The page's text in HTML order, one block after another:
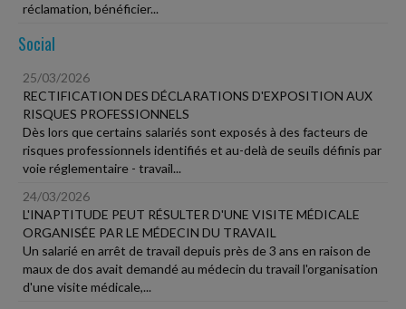
réclamation, bénéficier...
Social
25/03/2026
RECTIFICATION DES DÉCLARATIONS D'EXPOSITION AUX
RISQUES PROFESSIONNELS
Dès lors que certains salariés sont exposés à des facteurs de
risques professionnels identifiés et au-delà de seuils définis par
voie réglementaire - travail...
24/03/2026
L'INAPTITUDE PEUT RÉSULTER D'UNE VISITE MÉDICALE
ORGANISÉE PAR LE MÉDECIN DU TRAVAIL
Un salarié en arrêt de travail depuis près de 3 ans en raison de
maux de dos avait demandé au médecin du travail l'organisation
d'une visite médicale,...